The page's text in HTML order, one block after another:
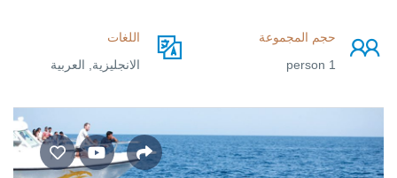
حجم المجموعة
1 person
اللغات
الانجليزية, العربية